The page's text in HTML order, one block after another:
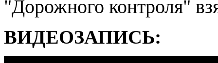
"Дорожного контроля"
ВИДЕОЗАПИСЬ: